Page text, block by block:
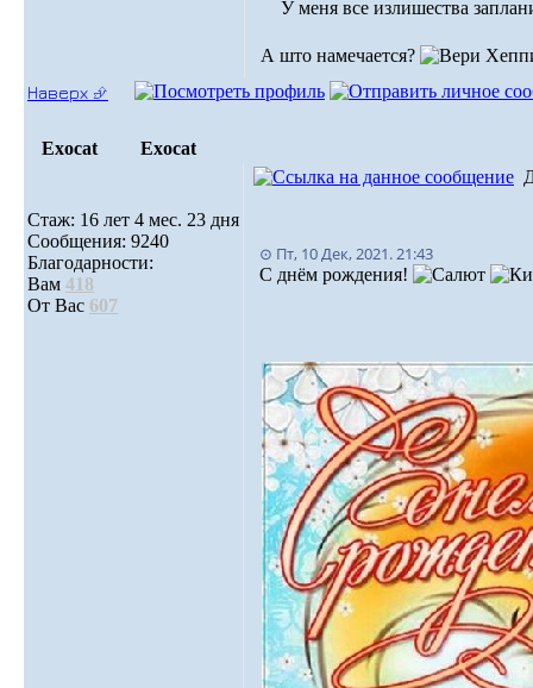
У меня все излишества
А што намечается?
Наверх ⮵
Exocat Exocat
Стаж: 16 лет 4 мес. 23 дня
Сообщения: 9240
Благодарности:
Вам 418
От Вас 607
⊙ Пт, 10 Дек, 2021. 21:43
C днём рождения!